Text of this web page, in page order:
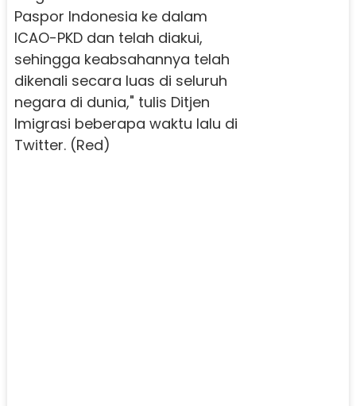
Paspor Indonesia ke dalam
ICAO-PKD dan telah diakui,
sehingga keabsahannya telah
dikenali secara luas di seluruh
negara di dunia," tulis Ditjen
Imigrasi beberapa waktu lalu di
Twitter. (Red)